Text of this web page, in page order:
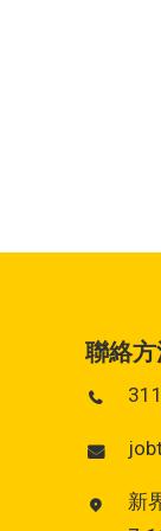
聯絡
新